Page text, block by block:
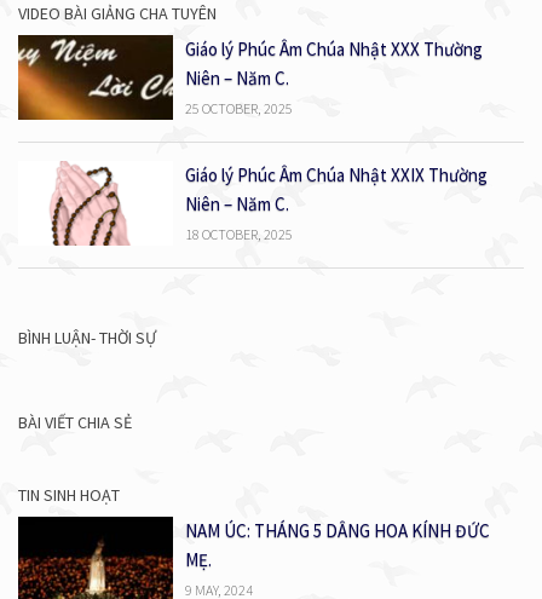
VIDEO BÀI GIẢNG CHA TUYÊN
Giáo lý Phúc Âm Chúa Nhật XXX Thường
Niên – Năm C.
25 OCTOBER, 2025
Giáo lý Phúc Âm Chúa Nhật XXIX Thường
Niên – Năm C.
18 OCTOBER, 2025
BÌNH LUẬN- THỜI SỰ
BÀI VIẾT CHIA SẺ
TIN SINH HOẠT
NAM ÚC: THÁNG 5 DÂNG HOA KÍNH ĐỨC
MẸ.
9 MAY, 2024